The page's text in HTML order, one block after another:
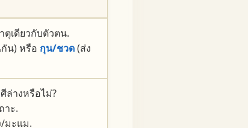
ตุเดียวกับตัวตน.
น) หรือ กุน/ชวด(ส่ง
ล่างหรือไม่?
าะ.
/มะแม.